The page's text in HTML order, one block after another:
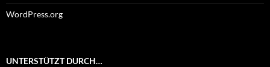
WordPress.org
UNTERSTÜTZT DURCH…